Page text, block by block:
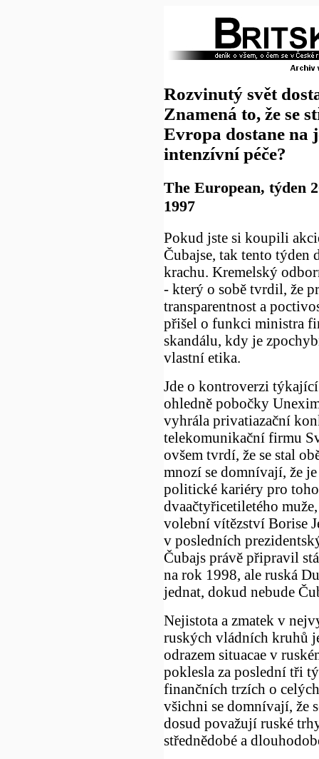
Rozvinutý svět
Znamená to, že se
Evropa dostane na
intenzívní péče?
The European, týden
1997
Pokud jste si koupili
Čubajse, tak tento týden
krachu. Kremelský
- který o sobě tvrdil, že
transparentnost a
přišel o funkci ministra
skandálu, kdy je
vlastní etika.
Jde o kontroverzi týkající
ohledně pobočky
vyhrála privatiazační
telekomunikační firmu
ovšem tvrdí, že se stal
mnozí se domnívají, že
politické kariéry pro
dvaačtyřicetiletého
volební vítězství Borise
v posledních
Čubajs právě připravil
na rok 1998, ale ruská
jednat, dokud nebude
Nejistota a zmatek v
ruských vládních kruhů
odrazem situacae v
poklesla za poslední tři
finančních trzích o
všichni se domnívají, že
dosud považují ruské
střednědobé a